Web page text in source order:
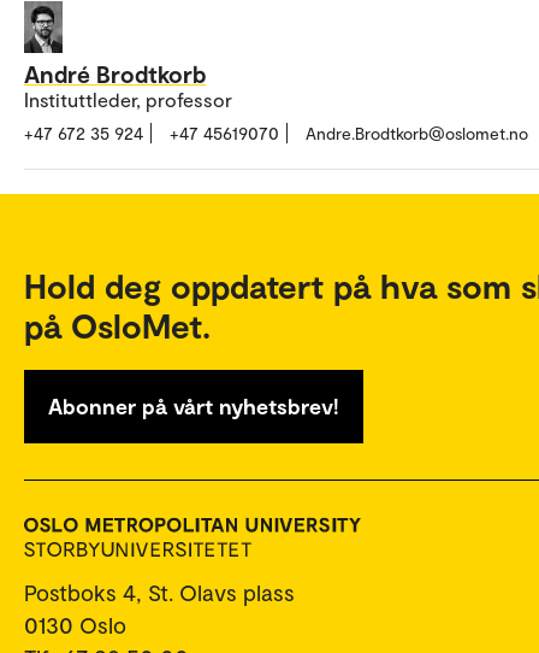
André Brodtkorb
Instituttleder, professor
+47 672 35 924 +47 45619070 Andre.Brodtkorb@oslomet.no
Hold deg oppdatert på hva som
på OsloMet.
Abonner på vårt nyhetsbrev!
Postboks 4, St. Olavs plass
0130 Oslo